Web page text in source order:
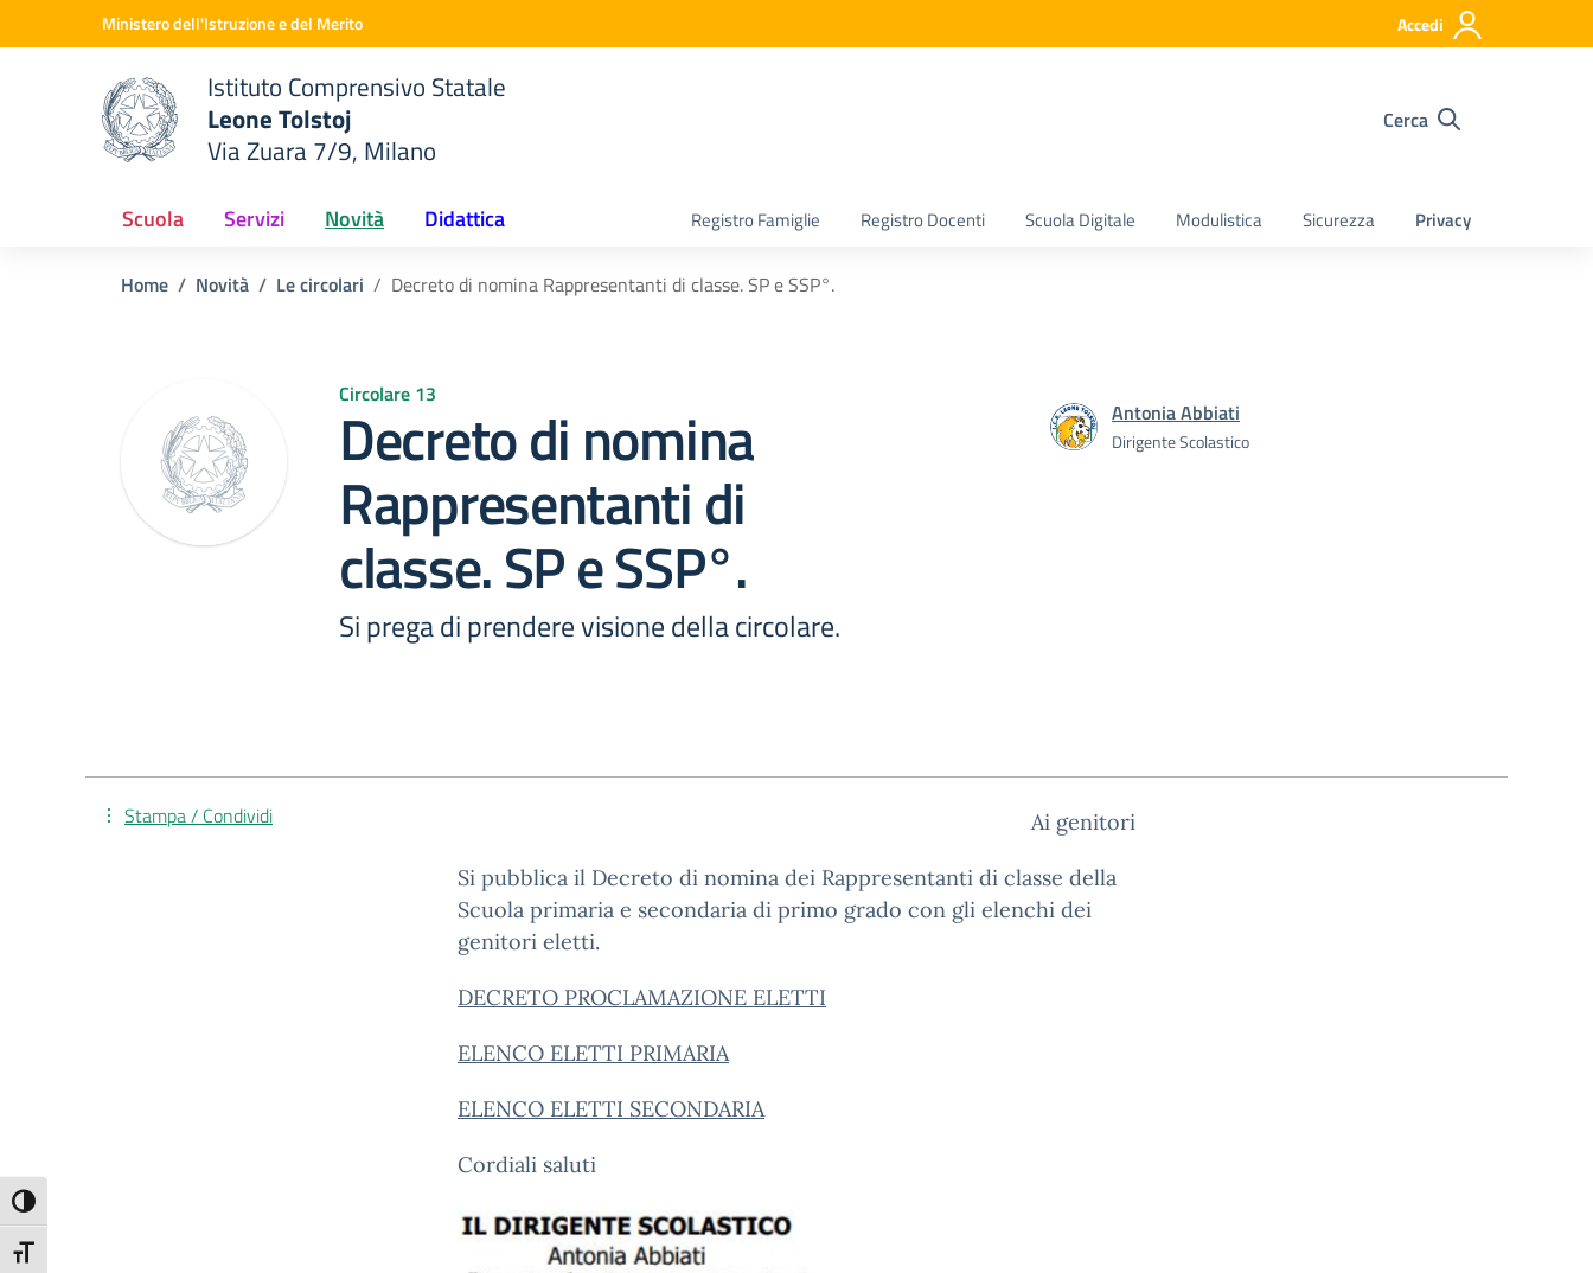
Attiva/disattiva alto contrasto
Attiva/disattiva dimensione testo
Vai ai contenuti
Vai al menu di navigazioneMinistero dell'Istruzione e del Merito Accedi
scuola
Istituto Comprensivo Statale
Leone Tolstoj
Via Zuara 7/9, Milano
Cerca
Scuola Servizi Novità Didattica Registro Famiglie Registro Docenti Scuola Digitale Modulistica Sicurezza Privacy
Home Novità Le circolari Decreto di nomina Rappresentanti di classe. SP e SSP°.
Circolare 13
Decreto di nomina
Rappresentanti di
classe. SP e SSP°.
Si prega di prendere visione della circolare.
Antonia Abbiati
Dirigente Scolastico
Ai genitori
Si pubblica il Decreto di nomina dei Rappresentanti di classe della
Scuola primaria e secondaria di primo grado con gli elenchi dei
genitori eletti.
DECRETO PROCLAMAZIONE ELETTI
ELENCO ELETTI PRIMARIA
ELENCO ELETTI SECONDARIA
Cordiali saluti
Stampa / Condividi